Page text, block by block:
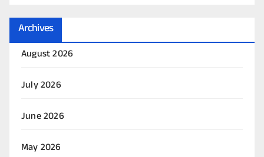
Archives
August 2026
July 2026
June 2026
May 2026